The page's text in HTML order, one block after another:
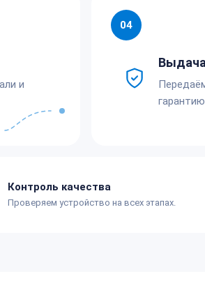
и
04
Контроль качества
Проверяем устройство на всех этапах.